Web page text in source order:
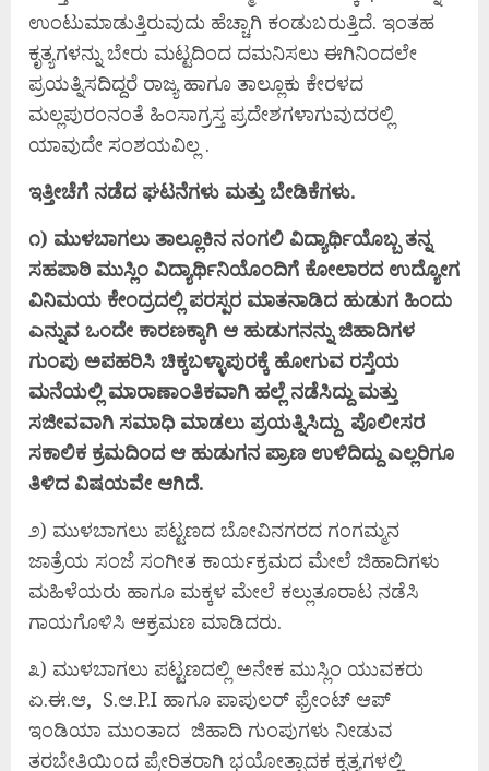
ಉಂಟುಮಾಡುತ್ತಿರುವುದು ಹೆಚ್ಚಾಗಿ ಕಂಡುಬರುತ್ತಿದೆ. ಇಂತಹ
ಕೃತ್ಯಗಳನ್ನು ಬೇರು ಮಟ್ಟದಿಂದ ದಮನಿಸಲು ಈಗಿನಿಂದಲೇ
ಪ್ರಯತ್ನಿಸದಿದ್ದರೆ ರಾಜ್ಯ ಹಾಗೂ ತಾಲ್ಲೂಕು ಕೇರಳದ
ಮಲ್ಲಪುರಂನಂತೆ ಹಿಂಸಾಗ್ರಸ್ತ ಪ್ರದೇಶಗಳಾಗುವುದರಲ್ಲಿ
ಯಾವುದೇ ಸಂಶಯವಿಲ್ಲ .
ಇತ್ತೀಚೆಗೆ ನಡೆದ ಘಟನೆಗಳು ಮತ್ತು ಬೇಡಿಕೆಗಳು.
೧) ಮುಳಬಾಗಲು ತಾಲ್ಲೂಕಿನ ನಂಗಲಿ ವಿದ್ಯಾರ್ಥಿಯೊಬ್ಬ ತನ್ನ
ಸಹಪಾಠಿ ಮುಸ್ಲಿಂ ವಿದ್ಯಾರ್ಥಿನಿಯೊಂದಿಗೆ ಕೋಲಾರದ ಉದ್ಯೋಗ
ವಿನಿಮಯ ಕೇಂದ್ರದಲ್ಲಿ ಪರಸ್ಪರ ಮಾತನಾಡಿದ ಹುಡುಗ ಹಿಂದು
ಎನ್ನುವ ಒಂದೇ ಕಾರಣಕ್ಕಾಗಿ ಆ ಹುಡುಗನನ್ನು ಜಿಹಾದಿಗಳ
ಗುಂಪು ಅಪಹರಿಸಿ ಚಿಕ್ಕಬಳ್ಳಾಪುರಕ್ಕೆ ಹೋಗುವ ರಸ್ತೆಯ
ಮನೆಯಲ್ಲಿ ಮಾರಾಣಾಂತಿಕವಾಗಿ ಹಲ್ಲೆ ನಡೆಸಿದ್ದು ಮತ್ತು
ಸಜೀವವಾಗಿ ಸಮಾಧಿ ಮಾಡಲು ಪ್ರಯತ್ನಿಸಿದ್ದು ಪೊಲೀಸರ
ಸಕಾಲಿಕ ಕ್ರಮದಿಂದ ಆ ಹುಡುಗನ ಪ್ರಾಣ ಉಳಿದಿದ್ದು ಎಲ್ಲರಿಗೂ
ತಿಳಿದ ವಿಷಯವೇ ಆಗಿದೆ.
೨) ಮುಳಬಾಗಲು ಪಟ್ಟಣದ ಬೋವಿನಗರದ ಗಂಗಮ್ಮನ
ಜಾತ್ರೆಯ ಸಂಜೆ ಸಂಗೀತ ಕಾರ್ಯಕ್ರಮದ ಮೇಲೆ ಜಿಹಾದಿಗಳು
ಮಹಿಳೆಯರು ಹಾಗೂ ಮಕ್ಕಳ ಮೇಲೆ ಕಲ್ಲುತೂರಾಟ ನಡೆಸಿ
ಗಾಯಗೊಳಿಸಿ ಆಕ್ರಮಣ ಮಾಡಿದರು.
೩) ಮುಳಬಾಗಲು ಪಟ್ಟಣದಲ್ಲಿ ಅನೇಕ ಮುಸ್ಲಿಂ ಯುವಕರು
ಏ.ಈ.ಆ, S.ಆ.P.I ಹಾಗೂ ಪಾಪುಲರ್ ಫ್ರೇಂಟ್ ಆಪ್
ಇಂಡಿಯಾ ಮುಂತಾದ ಜಿಹಾದಿ ಗುಂಪುಗಳು ನೀಡುವ
ತರಬೇತಿಯಿಂದ ಪ್ರೇರಿತರಾಗಿ ಭಯೋತ್ಫಾದಕ ಕೃತ್ಯಗಳಲ್ಲಿ